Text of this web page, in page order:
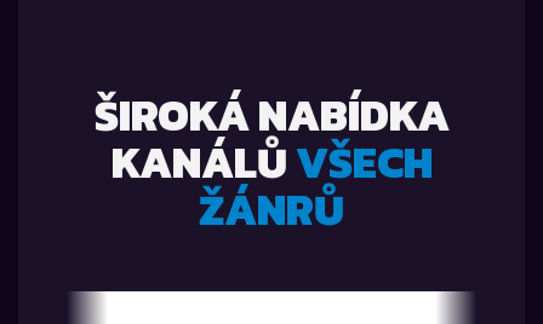
ŠIROKÁ NABÍDKA
KANÁLŮVŠECH
ŽÁNRŮ